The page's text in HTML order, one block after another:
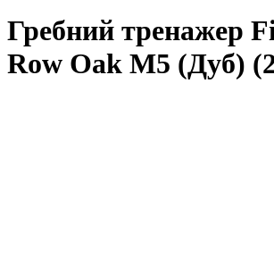
Гребний тренажер
Row Oak M5 (Дуб)